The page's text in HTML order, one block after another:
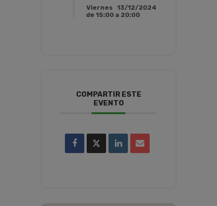
Viernes 13/12/2024
de 15:00 a 20:00
COMPARTIR ESTE
EVENTO